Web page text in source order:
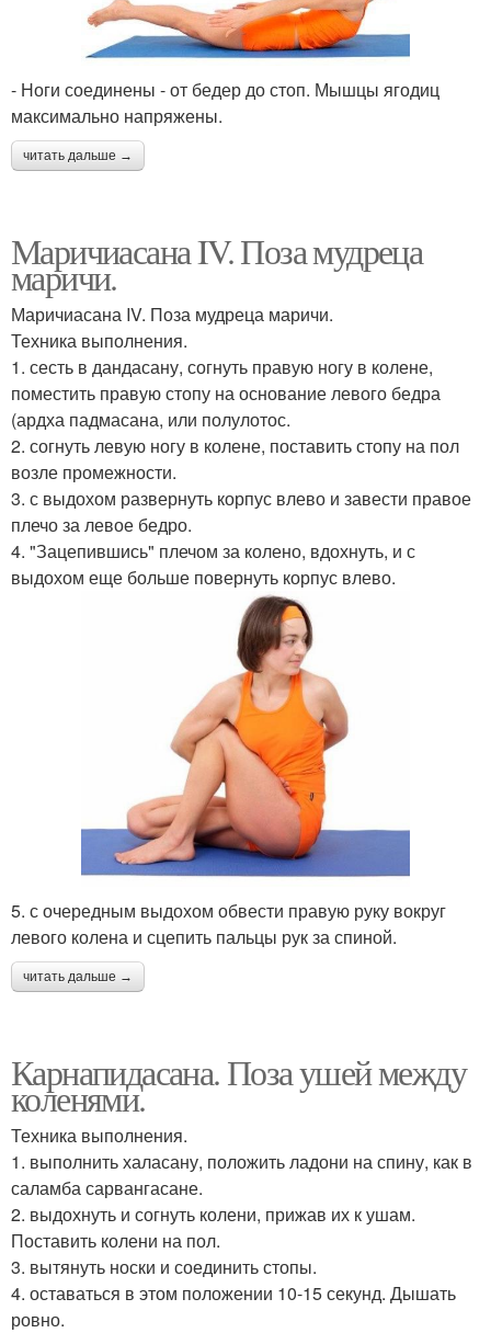
- Ноги соединены - от бедер до стоп. Мышцы ягодиц
максимально напряжены.
читать дальше →
Маричиасана IV. Поза мудреца
маричи.
Маричиасана IV. Поза мудреца маричи.
Техника выполнения.
1. сесть в дандасану, согнуть правую ногу в колене,
поместить правую стопу на основание левого бедра
(ардха падмасана, или полулотос.
2. согнуть левую ногу в колене, поставить стопу на пол
возле промежности.
3. с выдохом развернуть корпус влево и завести правое
плечо за левое бедро.
4. "Зацепившись" плечом за колено, вдохнуть, и с
выдохом еще больше повернуть корпус влево.
5. с очередным выдохом обвести правую руку вокруг
левого колена и сцепить пальцы рук за спиной.
читать дальше →
Карнапидасана. Поза ушей между
коленями.
Техника выполнения.
1. выполнить халасану, положить ладони на спину, как в
саламба сарвангасане.
2. выдохнуть и согнуть колени, прижав их к ушам.
Поставить колени на пол.
3. вытянуть носки и соединить стопы.
4. оставаться в этом положении 10-15 секунд. Дышать
ровно.